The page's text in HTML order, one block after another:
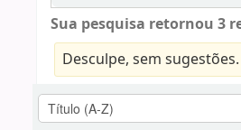
Sua pesquisa retornou 3
Desculpe, sem sugestões.